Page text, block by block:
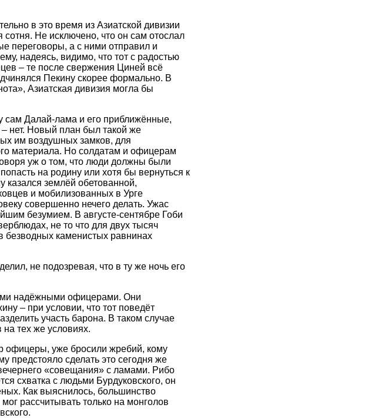
в это время из Азиатской дивизии
сотня. Не исключено, что он сам отослал
переговоры, а с ними отправил и
надеясь, видимо, что тот с радостью
– те после свержения Циней всё
Пекину скорее формально. В
Азиатская дивизия могла бы
сам Далай-лама и его приближённые,
– нет. Новый план был такой же
им воздушных замков, для
материала. Но солдатам и офицерам
уж о том, что люди должны были
на родину или хотя бы вернуться к
казался землёй обетованной,
и мобилизованных в Урге
совершенно нечего делать. Ужас
безумием. В августе-сентябре Гоби
не то что для двух тысяч
безводных каменистых равнинах
не подозревая, что в ту же ночь его
надёжными офицерами. Они
– при условии, что тот поведёт
участь барона. В таком случае
тех же условиях.
офицеры, уже бросили жребий, кому
предстояло сделать это сегодня же
«совещания» с ламами. Рибо
схватка с людьми Бурдуковского, он
Как выяснилось, большинство
рассчитывать только на монголов